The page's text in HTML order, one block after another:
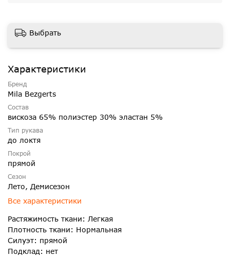
Выбрать
Характеристики
Бренд
Mila Bezgerts
Состав
вискоза 65% полиэстер 30% эластан 5%
Тип рукава
до локтя
Покрой
прямой
Сезон
Лето, Демисезон
Все характеристики
Растяжимость ткани: Легкая
Плотность ткани: Нормальная
Силуэт: прямой
Подклад: нет